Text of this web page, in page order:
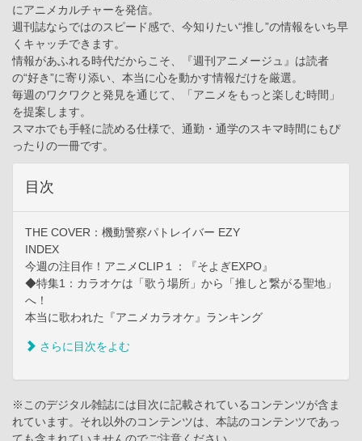
にアニメカルチャーを発信。
週刊誌ならではのスピード感で、今知りたい“推し”の情報をいち早
くキャッチできます。
情報があふれる時代だからこそ、『週刊アニメージュ』は読者
の“好き”に寄り添い、本当に心を動かす情報だけを厳選。
毎週のワクワクと発見を通じて、「アニメをもっと楽しむ時間」
を提案します。
スマホでも手軽に読める仕様で、通勤・通学のスキマ時間にもぴ
ったりの一冊です。
目次
THE COVER：機動警察パトレイバー EZY
INDEX
今週の注目作！アニメCLIP１：『そよぎEXPO』
◆特集1：カラオケは「歌う場所」から「推しと繋がる聖地」
へ！
本当に歌われた『アニメカラオケ』ランキング
さらに目次をよむ
※このデジタル雑誌には目次に記載されているコンテンツが含ま
れています。それ以外のコンテンツは、本誌のコンテンツであっ